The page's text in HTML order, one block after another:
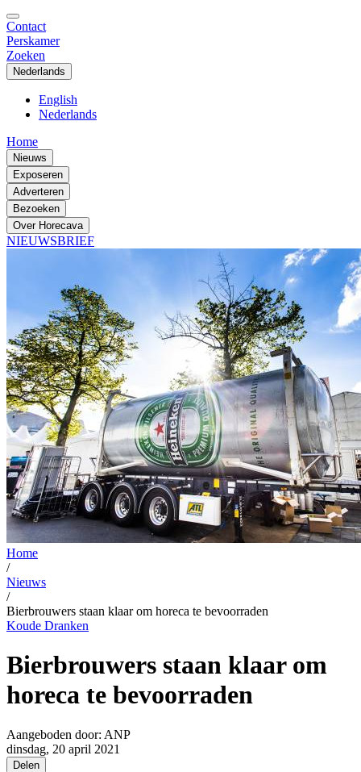
Contact
Perskamer
Zoeken
Nederlands
English
Nederlands
Home
Nieuws
Exposeren
Adverteren
Bezoeken
Over Horecava
NIEUWSBRIEF
Home
/
Nieuws
/
Bierbrouwers staan klaar om horeca te bevoorraden
Koude Dranken
Bierbrouwers staan klaar om
horeca te bevoorraden
Aangeboden door: ANP
dinsdag, 20 april 2021
Delen